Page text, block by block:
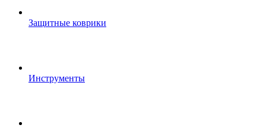
Защитные коврики
Инструменты